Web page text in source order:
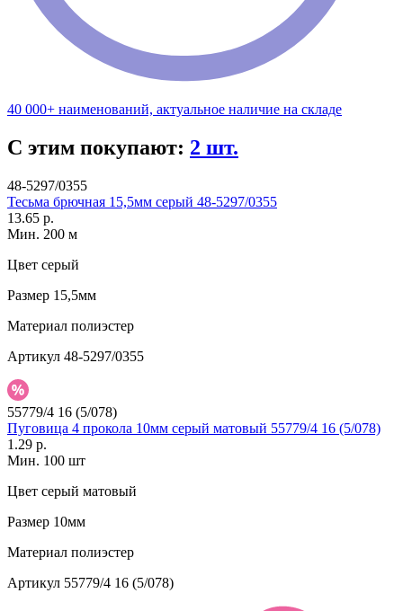
40 000+ наименований, актуальное наличие на складе
С этим покупают: 2 шт.
48-5297/0355
Тесьма брючная 15,5мм серый 48-5297/0355
13.65 р.
Мин. 200 м
Цвет серый
Размер 15,5мм
Материал полиэстер
Артикул 48-5297/0355
55779/4 16 (5/078)
Пуговица 4 прокола 10мм серый матовый 55779/4 16 (5/078)
1.29 р.
Мин. 100 шт
Цвет серый матовый
Размер 10мм
Материал полиэстер
Артикул 55779/4 16 (5/078)